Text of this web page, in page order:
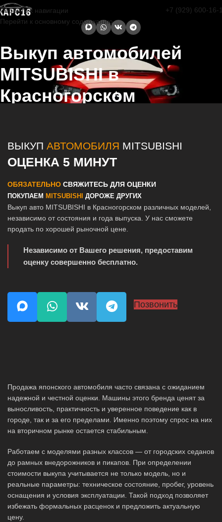
Перейти к навигации
Перейти к основному содержанию
+7 (929) 600-16-
Выкуп автомобилей
MITSUBISHI в
Красногорском
ВЫКУП АВТОМОБИЛЯ MITSUBISHI
ОЦЕНКА 5 МИНУТ
ОБЯЗАТЕЛЬНО СВЯЖИТЕСЬ ДЛЯ ОЦЕНКИ
ПОКУПАЕМ MITSUBISHI ДОРОЖЕ ДРУГИХ
Выкуп авто MITSUBISHI в Красногорском различных моделей,
независимо от состояния и года выпуска. У нас сможете
продать по хорошей рыночной цене.
Независимо от Вашего решения, предоставим
оценку совершенно бесплатно.
Позвонить
Продажа японского автомобиля часто связана с ожиданием
надежной и честной оценки. Машины этого бренда ценят за
выносливость, практичность и уверенное поведение как в
городе, так и за его пределами. Именно поэтому спрос на них
на вторичном рынке остается стабильным.
Работаем с моделями разных классов — от городских седанов
до рамных внедорожников и пикапов. При определении
стоимости выкупа учитывается не только модель, но и
реальные параметры: техническое состояние, пробег, уровень
оснащения и условия эксплуатации. Такой подход позволяет
избежать формальных расценок и предложить актуальную
цену.